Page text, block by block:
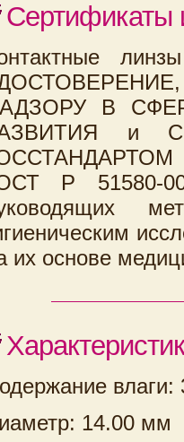
Сертификаты
В
и
Р 51580-
их основе
влаги:
14.00 мм